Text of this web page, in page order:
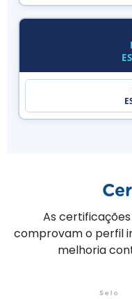
As
comprovam o perfil
melhoria